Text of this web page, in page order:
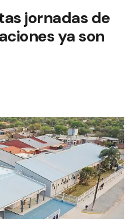
jornadas de
ya son